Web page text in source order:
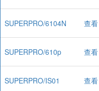
SUPERPRO/6104N 查看
SUPERPRO/610p 查看
SUPERPRO/IS01 查看